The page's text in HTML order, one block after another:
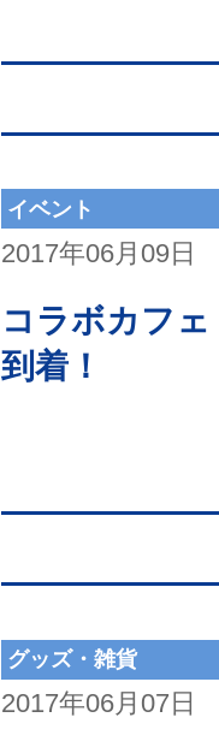
イベント
2017年06月09日
コラボカフ
到着！
グッズ・雑貨
2017年06月07日